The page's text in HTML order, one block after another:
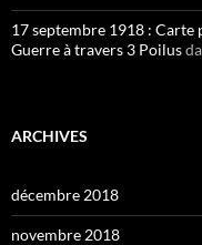
17 septembre 1918 : Carte
Guerre à travers 3 Poilus
ARCHIVES
décembre 2018
novembre 2018